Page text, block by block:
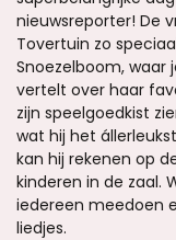
nieuwsreporter! De
Tovertuin zo
Snoezelboom, waar
vertelt over haar
zijn speelgoedkist
wat hij het
kan hij rekenen op
kinderen in de zaal.
iedereen meedoen
liedjes.